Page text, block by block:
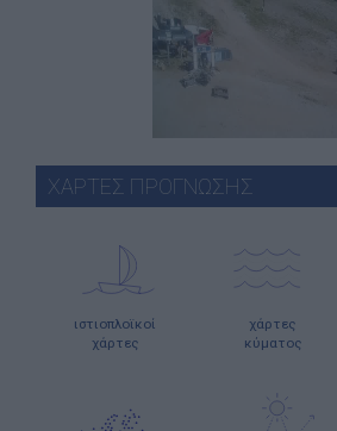
ΧΑΡΤΕΣ ΠΡΟΓΝΩΣΗΣ
ιστιοπλοϊκοί
χάρτες
χάρτες
κύματος